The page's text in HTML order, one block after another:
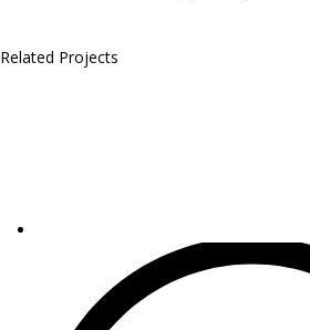
Related Projects